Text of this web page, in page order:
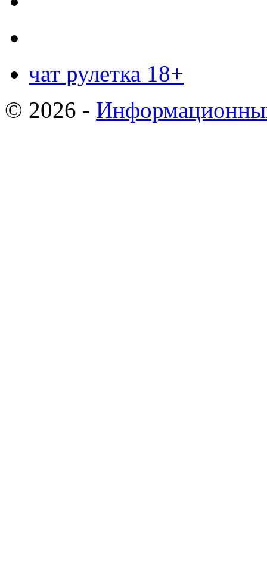
чат рулетка 18+
© 2026 -